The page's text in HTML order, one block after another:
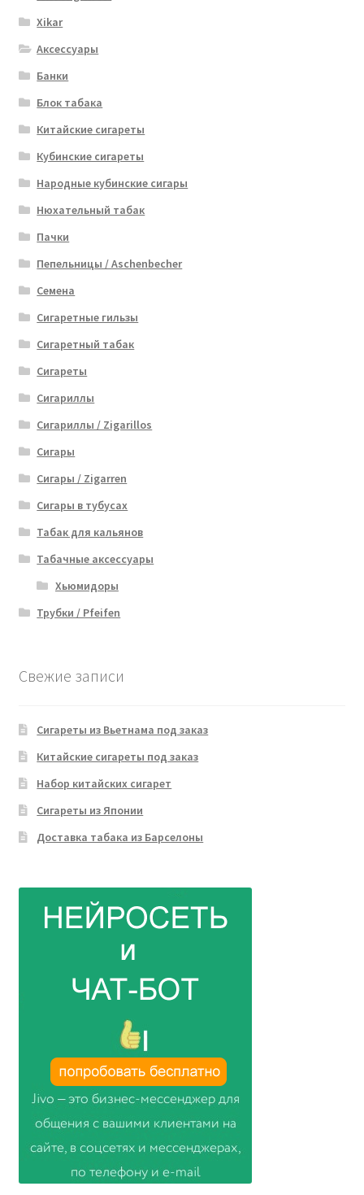
Xikar
Аксессуары
Банки
Блок табака
Китайские сигареты
Кубинские сигареты
Народные кубинские сигары
Нюхательный табак
Пачки
Пепельницы / Aschenbecher
Семена
Сигаретные гильзы
Сигаретный табак
Сигареты
Сигариллы
Сигариллы / Zigarillos
Сигары
Сигары / Zigarren
Сигары в тубусах
Табак для кальянов
Табачные аксессуары
Хьюмидоры
Трубки / Pfeifen
Свежие записи
Сигареты из Вьетнама под заказ
Китайские сигареты под заказ
Набор китайских сигарет
Сигареты из Японии
Доставка табака из Барселоны